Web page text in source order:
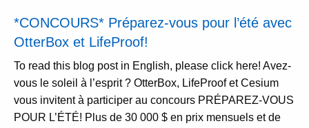
*CONCOURS* Préparez-vous pour l’été avec
OtterBox et LifeProof!
To read this blog post in English, please click here! Avez-
vous le soleil à l’esprit ? OtterBox, LifeProof et Cesium
vous invitent à participer au concours PRÉPAREZ-VOUS
POUR L’ÉTÉ! Plus de 30 000 $ en prix mensuels et de